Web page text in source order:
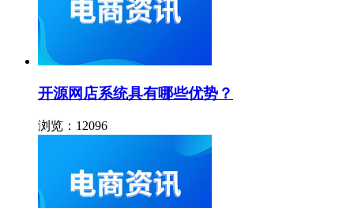
开源网店系统具有哪些优势？
浏览：12096